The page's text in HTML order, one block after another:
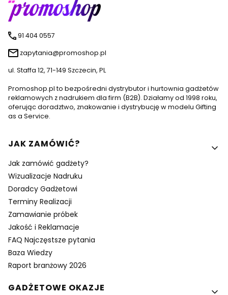
91 404 0557
zapytania@promoshop.pl
ul. Staffa 12, 71-149 Szczecin, PL
Promoshop.pl to bezpośredni dystrybutor i hurtownia gadżetów
reklamowych z nadrukiem dla firm (B2B). Działamy od 1998 roku,
oferując doradztwo, znakowanie i dystrybucję w modelu Gifting
as a Service.
Linki w stopce
JAK ZAMÓWIĆ?
Jak zamówić gadżety?
Wizualizacje Nadruku
Doradcy Gadżetowi
Terminy Realizacji
Zamawianie próbek
Jakość i Reklamacje
FAQ Najczęstsze pytania
Baza Wiedzy
Raport branżowy 2026
GADŻETOWE OKAZJE